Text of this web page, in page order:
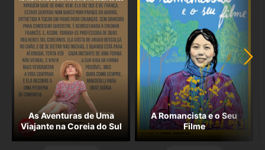
As Aventuras de Uma
Viajante na Coreia do Sul
A Romancista e o Seu
Filme